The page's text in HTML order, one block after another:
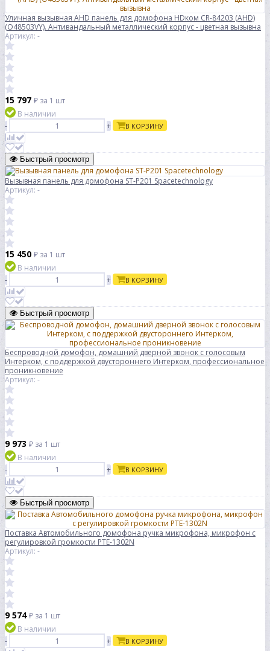
Уличная вызывная AHD панель для домофона HDком CR-84203 (AHD)
(O48503VY). Антивандальный металлический корпус - цветная вызывна
Артикул: -
15 797 ₽ за 1 шт
В наличии
-
+ В КОРЗИНУ
Быстрый просмотр
Вызывная панель для домофона ST-P201 Spacetechnology
Артикул: -
15 450 ₽ за 1 шт
В наличии
-
+ В КОРЗИНУ
Быстрый просмотр
Беспроводной домофон, домашний дверной звонок с голосовым
Интерком, с поддержкой двустороннего Интерком, профессиональное
проникновение
Артикул: -
9 973 ₽ за 1 шт
В наличии
-
+ В КОРЗИНУ
Быстрый просмотр
Поставка Автомобильного домофона ручка микрофона, микрофон с
регулировкой громкости PTE-1302N
Артикул: -
9 574₽ за 1 шт
В наличии
-
+ В КОРЗИНУ